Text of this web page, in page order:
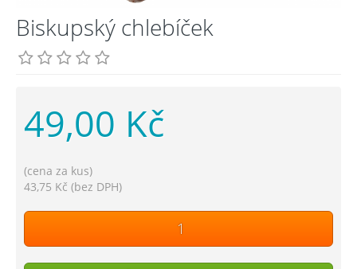
Biskupský chlebíček
49,00 Kč
(cena za kus)
43,75 Kč (bez DPH)